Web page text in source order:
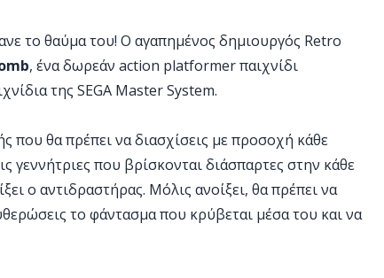
το θαύμα του! Ο αγαπημένος δημιουργός Retro
, ένα δωρεάν action platformer παιχνίδι
της SEGA Master System.
που θα πρέπει να διασχίσεις με προσοχή κάθε
γεννήτριες που βρίσκονται διάσπαρτες στην κάθε
ο αντιδραστήρας. Μόλις ανοίξει, θα πρέπει να
το φάντασμα που κρύβεται μέσα του και να